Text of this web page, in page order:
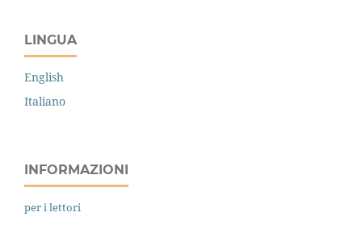
LINGUA
English
Italiano
INFORMAZIONI
per i lettori